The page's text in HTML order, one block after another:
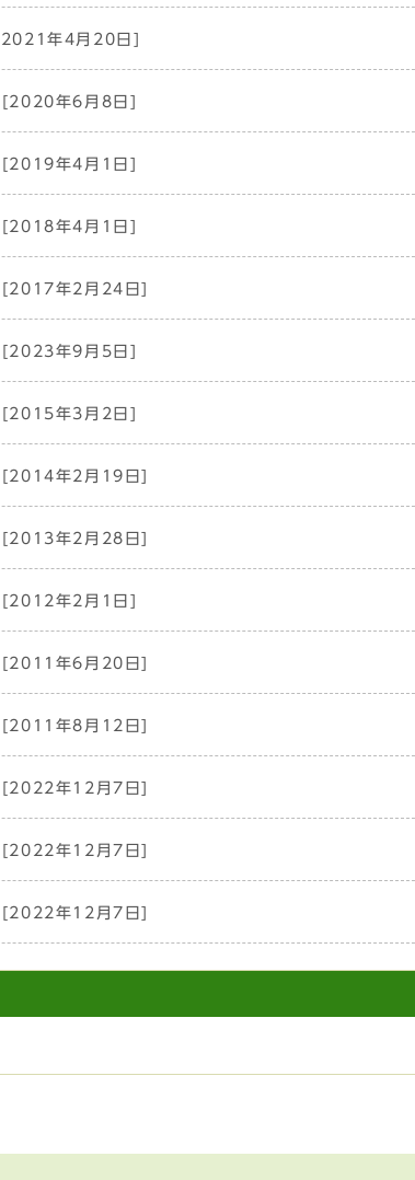
年4月20日]
[2020年6月8日]
[2019年4月1日]
[2018年4月1日]
[2017年2月24日]
[2023年9月5日]
[2015年3月2日]
[2014年2月19日]
[2013年2月28日]
[2012年2月1日]
[2011年6月20日]
[2011年8月12日]
[2022年12月7日]
[2022年12月7日]
[2022年12月7日]